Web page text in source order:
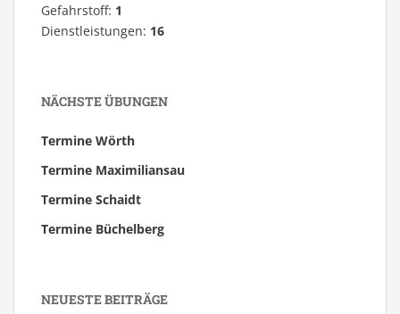
Gefahrstoff: 1
Dienstleistungen: 16
NÄCHSTE ÜBUNGEN
Termine Wörth
Termine Maximiliansau
Termine Schaidt
Termine Büchelberg
NEUESTE BEITRÄGE